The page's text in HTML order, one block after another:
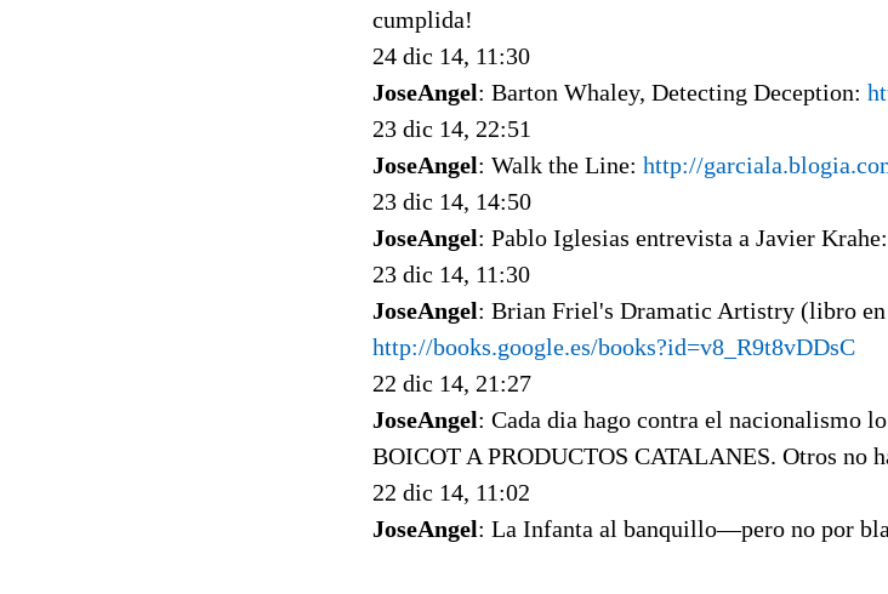
cumplida!
24 dic 14, 11:30
JoseAngel: Barton Whaley, Detecting Deception:
23 dic 14, 22:51
JoseAngel: Walk the Line: http://
23 dic 14, 14:50
JoseAngel: Pablo Iglesias entrevista a Javier Krahe:
23 dic 14, 11:30
JoseAngel: Brian Friel's Dramatic Artistry (libro en
http://books.google.es/books?id=v8_R9t8vDDsC
22 dic 14, 21:27
JoseAngel: Cada dia hago contra el nacionalismo
BOICOT A PRODUCTOS CATALANES. Otros no
22 dic 14, 11:02
JoseAngel: La Infanta al banquillo—pero no por